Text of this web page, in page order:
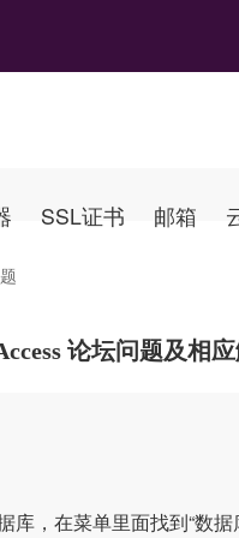
SSL证书 邮箱
论坛问题及相
，在菜单里面找到“数据